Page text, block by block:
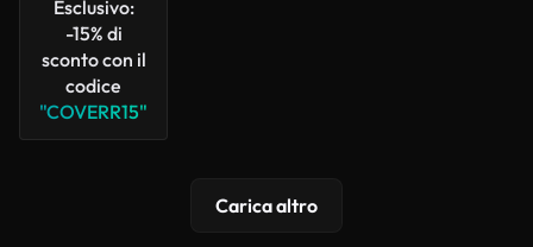
Esclusivo:
-15% di
sconto con il
codice
"COVERR15"
Carica altro